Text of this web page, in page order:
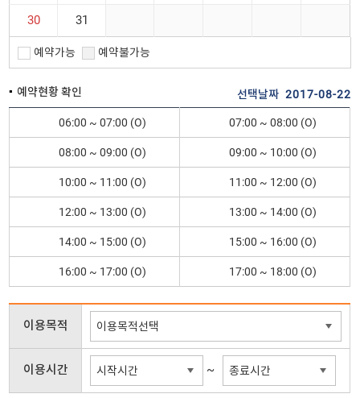
30 31
예약가능 예약불가능
예약현황 확인 선택날짜 2017-08-22
06:00 ~ 07:00 07:00 ~ 08:00
08:00 ~ 09:00 09:00 ~ 10:00
10:00 ~ 11:00 11:00 ~ 12:00
12:00 ~ 13:00 13:00 ~ 14:00
14:00 ~ 15:00 15:00 ~ 16:00
16:00 ~ 17:00 17:00 ~ 18:00
이용목적
이용시간 ~